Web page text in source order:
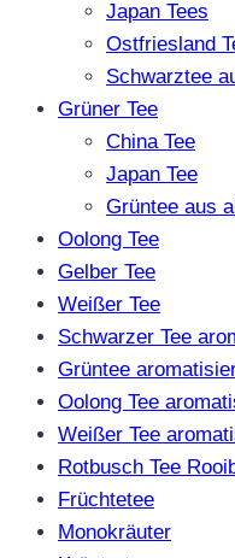
Japan Tees
Ostfriesland
Schwarztee
Grüner Tee
China Tee
Japan Tee
Grüntee aus
Oolong Tee
Gelber Tee
Weißer Tee
Schwarzer Tee
Grüntee
Oolong Tee
Weißer Tee
Rotbusch Tee
Früchtetee
Monokräuter